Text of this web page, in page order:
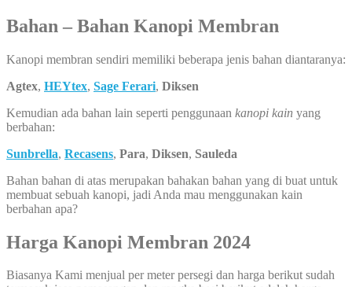
Bahan – Bahan Kanopi Membran
Kanopi membran sendiri memiliki beberapa jenis bahan diantaranya:
Agtex, HEYtex, Sage Ferari, Diksen
Kemudian ada bahan lain seperti penggunaan kanopi kain yang
berbahan:
Sunbrella, Recasens, Para, Diksen, Sauleda
Bahan bahan di atas merupakan bahakan bahan yang di buat untuk
membuat sebuah kanopi, jadi Anda mau menggunakan kain
berbahan apa?
Harga Kanopi Membran 2024
Biasanya Kami menjual per meter persegi dan harga berikut sudah